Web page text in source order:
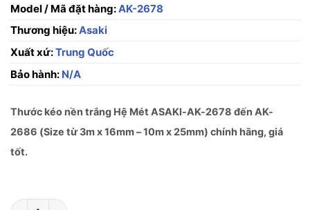
Model / Mã đặt hàng:AK-2678
Thương hiệu:Asaki
Xuất xứ:Trung Quốc
Bảo hành: N/A
Thước kéo nền trắng Hệ Mét ASAKI-AK-2678 đến AK-
2686 (Size từ 3m x 16mm – 10m x 25mm) chính hãng, giá
tốt.
Thước kéo nền trắng Hệ Mét ASAKI-AK-2678 đến AK-2686